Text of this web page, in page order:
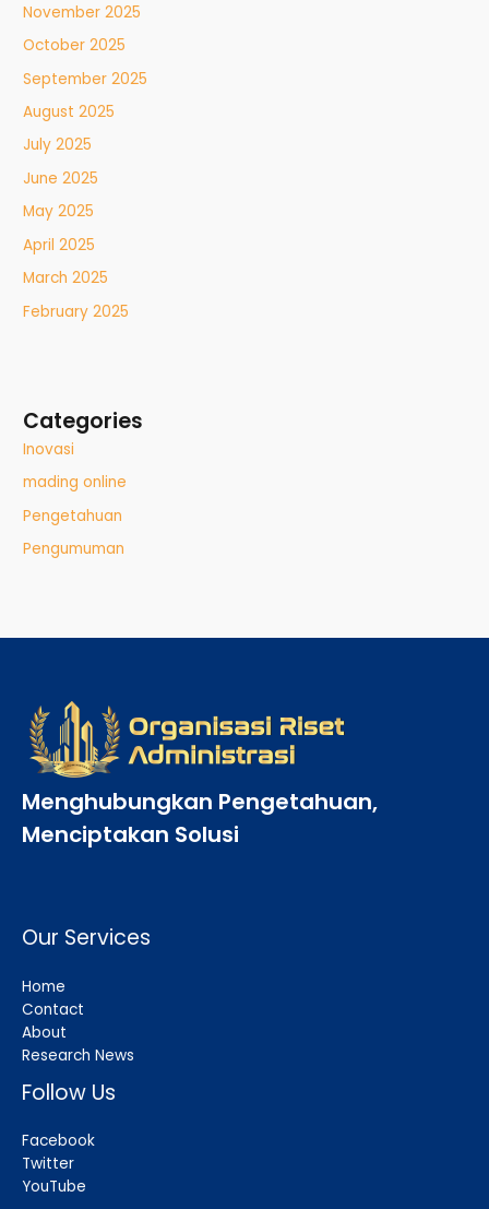
November 2025
October 2025
September 2025
August 2025
July 2025
June 2025
May 2025
April 2025
March 2025
February 2025
Categories
Inovasi
mading online
Pengetahuan
Pengumuman
Menghubungkan Pengetahuan,
Menciptakan Solusi
Our Services
Home
Contact
About
Research News
Follow Us
Facebook
Twitter
YouTube